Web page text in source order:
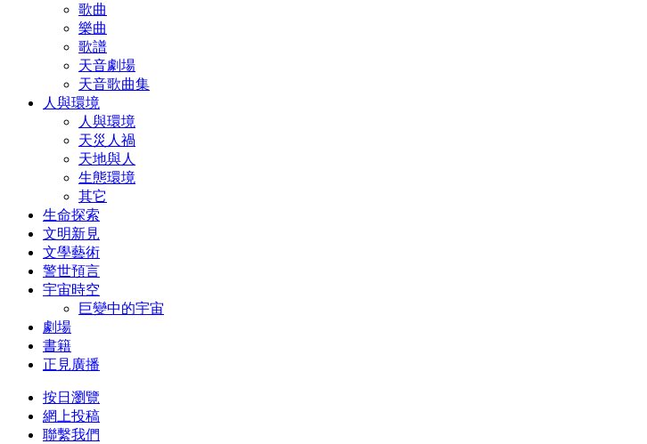
歌曲
樂曲
歌譜
天音劇場
天音歌曲集
人與環境
人與環境
天災人禍
天地與人
生態環境
其它
生命探索
文明新見
文學藝術
警世預言
宇宙時空
巨變中的宇宙
劇場
書籍
正見廣播
按日瀏覽
網上投稿
聯繫我們